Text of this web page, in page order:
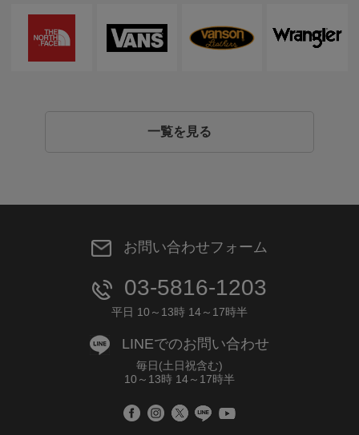
一覧を見る
お問い合わせフォーム
03-5816-1203
平日 10～13時 14～17時半
LINEでのお問い合わせ
毎日(土日祝含む)
10～13時 14～17時半